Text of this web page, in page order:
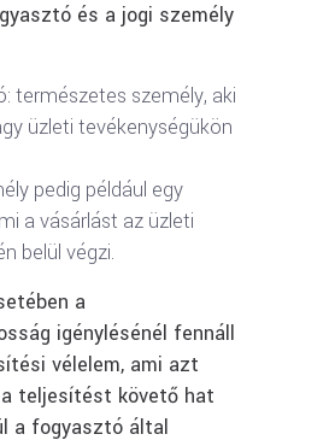
és a jogi személy
természetes személy, aki
üzleti tevékenységükön
pedig például egy
a vásárlást az üzleti
belül végzi.
a
igénylésénél fennáll
vélelem, ami azt
a teljesítést követő hat
a fogyasztó által